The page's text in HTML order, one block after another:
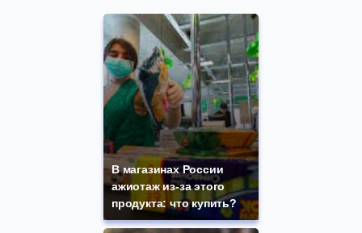
В магазинах России
ажиотаж из-за этого
продукта: что купить?